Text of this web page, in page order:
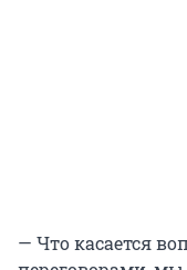
— Что касается